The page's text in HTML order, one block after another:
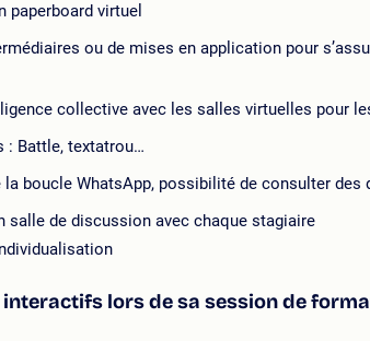
paperboard virtuel
ou de mises en application pour
collective avec les salles virtuelles pour
: Battle, textatrou…
la boucle WhatsApp, possibilité de consulter
salle de discussion avec chaque stagiaire
lors de sa session de